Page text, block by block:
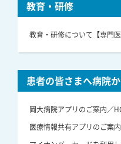
教育・研修
教育・研修について【専門医
患者の皆さまへ病院
岡大病院アプリのご案内／
医療情報共有アプリのご案